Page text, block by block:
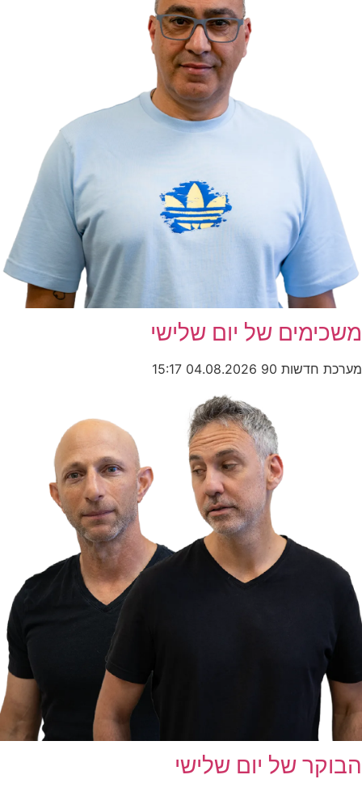
משכימים של יום שלישי
מערכת חדשות 90 04.08.2026
15:17
הבוקר של יום שלישי